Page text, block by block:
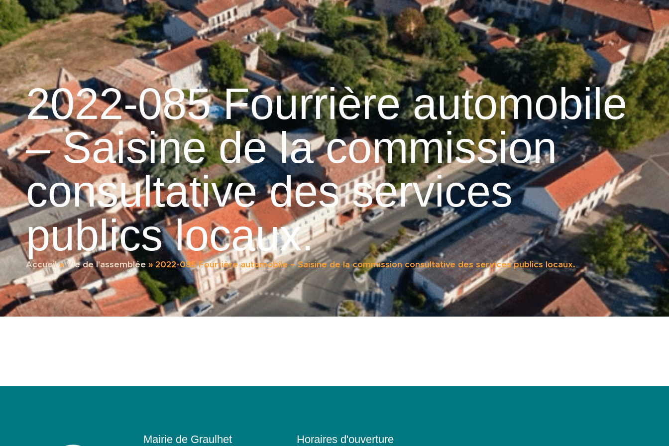
principal
Graulhet et le cuir Accueil Découvrir Graulhet Vie municipale Graulhet au quotidien Services pratiques 12 °C
2022-085 Fourrière automobile
– Saisine de la commission
consultative des services
publics locaux.
Accueil»Vie de l'assemblée » 2022-085 Fourrière automobile – Saisine de la commission consultative des services publics locaux.
Mairie de Graulhet Horaires d'ouverture